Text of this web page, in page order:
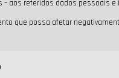
aos referidos dados pessoais e
que possa afetar